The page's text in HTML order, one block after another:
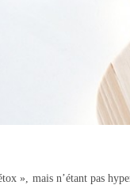
», mais n’étant pas